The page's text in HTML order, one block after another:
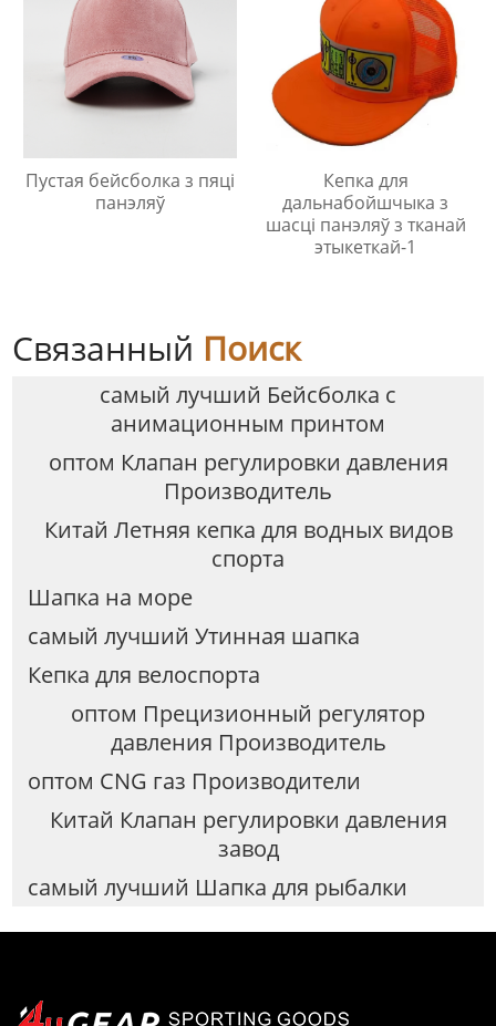
Пустая бейсболка з пяці
панэляў
Кепка для
дальнабойшчыка з
шасці панэляў з тканай
этыкеткай-1
Связанный Поиск
самый лучший Бейсболка с
анимационным принтом
оптом Клапан регулировки давления
Производитель
Китай Летняя кепка для водных видов
спорта
Шапка на море
самый лучший Утинная шапка
Кепка для велоспорта
оптом Прецизионный регулятор
давления Производитель
оптом CNG газ Производители
Китай Клапан регулировки давления
завод
самый лучший Шапка для рыбалки